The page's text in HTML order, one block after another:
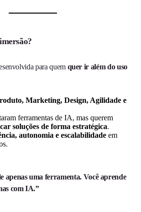
para quem quer ir além do uso
Marketing, Design, Agilidade e
ferramentas de IA, mas querem
soluções de forma estratégica.
autonomia e escalabilidade em
apenas uma ferramenta. Você aprende
com IA.”